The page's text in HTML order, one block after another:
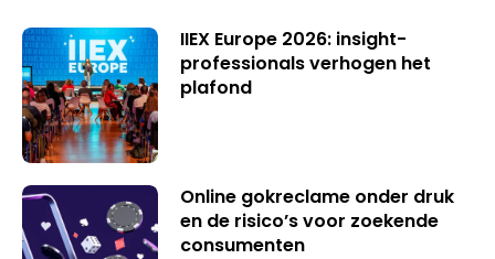
IIEX Europe 2026: insight-
professionals verhogen het
plafond
Online gokreclame onder druk
en de risico’s voor zoekende
consumenten